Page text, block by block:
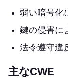
弱い暗号化
鍵の侵害に
法令遵守違
主なCWE